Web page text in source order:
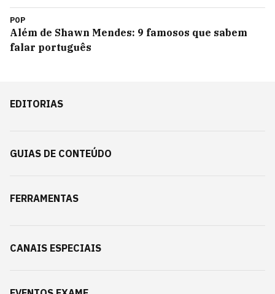
POP
Além de Shawn Mendes: 9 famosos que sabem
falar português
EDITORIAS
GUIAS DE CONTEÚDO
FERRAMENTAS
CANAIS ESPECIAIS